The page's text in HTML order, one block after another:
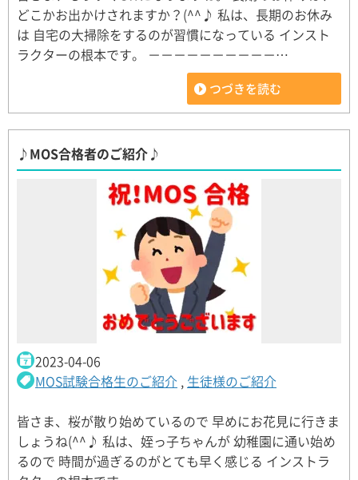
どこかお出かけされますか？(^^♪ 私は、長期のお休み
は 自宅の大掃除をするのが習慣になっている インスト
ラクターの根本です。 －－－－－－－－－－…
つづきを読む
♪MOS合格者のご紹介♪
2023-04-06
MOS試験合格生のご紹介 , 生徒様のご紹介
皆さま、桜が散り始めているので 早めにお花見に行きま
しょうね(^^♪ 私は、姪っ子ちゃんが 幼稚園に通い始め
るので 時間が過ぎるのがとても早く感じる インストラ